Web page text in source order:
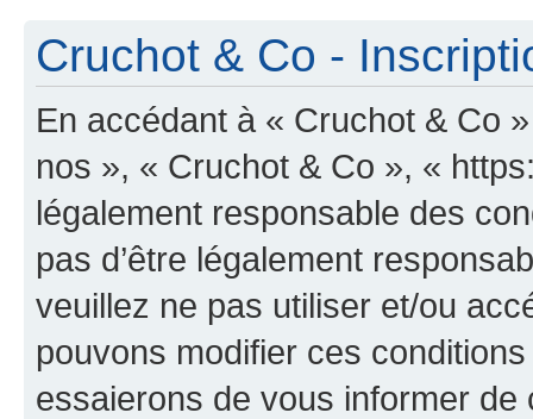
Cruchot & Co -
En accédant à « Cruchot & Co
nos », « Cruchot & Co », «
légalement responsable des
pas d’être légalement
veuillez ne pas utiliser et/ou
pouvons modifier ces
essaierons de vous informer